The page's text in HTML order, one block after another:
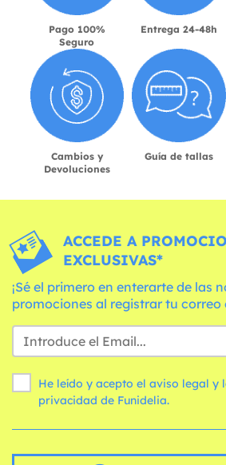
Pago 100%
Seguro
Entrega 24-48h
Cambios y
Devoluciones
Guía de tallas
ACCEDE A
EXCLUSIVAS*
¡Sé el primero en enterarte de las
promociones al registrar tu correo
He leído y acepto el aviso legal y
privacidad de Funidelia.